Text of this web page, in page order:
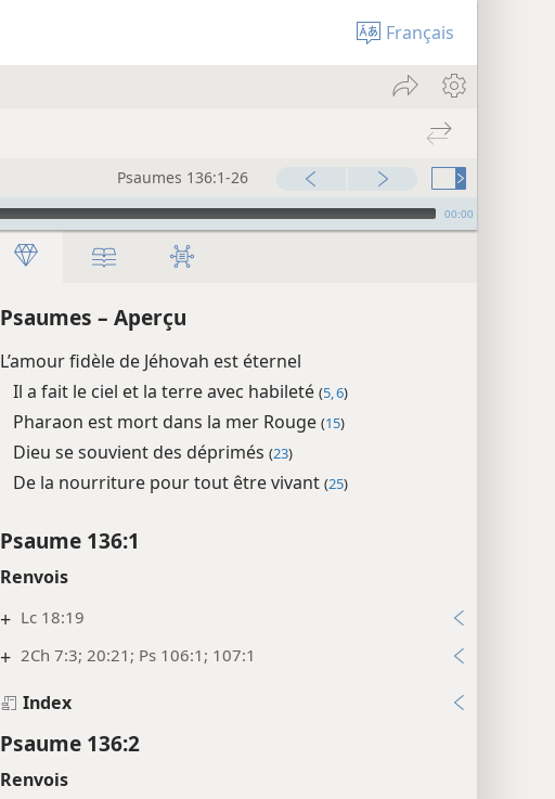
Français
Psaumes 136:1-26
00:00
Psaumes – Aperçu
L’amour fidèle de Jéhovah est éternel
Il a fait le ciel et la terre avec habileté (5, 6)
Pharaon est mort dans la mer Rouge (15)
Dieu se souvient des déprimés (23)
De la nourriture pour tout être vivant (25)
Psaume 136:1
Renvois
+ Lc 18:19
+ 2Ch 7:3; 20:21; Ps 106:1; 107:1
Index
Psaume 136:2
Renvois